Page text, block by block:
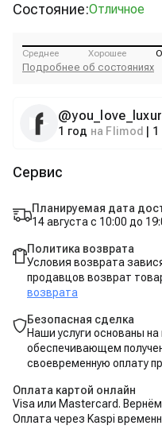
Состояние:Отличное
Среднее Хорошее
Подробнее об состояниях
@
1 год на Flimod 1
Сервис
Планируемая дата
14 августа с 10:00 до
Политика возврата
Условия возврата
продавцов возврат
возврата
Безопасная сделка
Наши услуги основаны
обеспечивающем
своевременную оплату
Оплата картой онлайн
Visa или Mastercard.
Оплата через Kaspi